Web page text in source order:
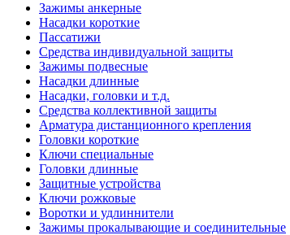
Зажимы анкерные
Насадки короткие
Пассатижи
Средства индивидуальной защиты
Зажимы подвесные
Насадки длинные
Насадки, головки и т.д.
Средства коллективной защиты
Арматура дистанционного крепления
Головки короткие
Ключи специальные
Головки длинные
Защитные устройства
Ключи рожковые
Воротки и удлиннители
Зажимы прокалывающие и соединительные